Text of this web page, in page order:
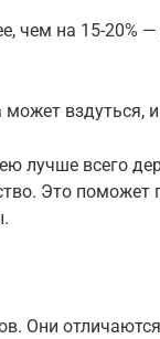
чем на 15-20%
вздуться,
лучше всего
Это поможет
Они